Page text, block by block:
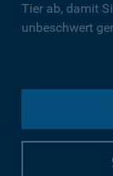
Tier ab, damit
unbeschwert